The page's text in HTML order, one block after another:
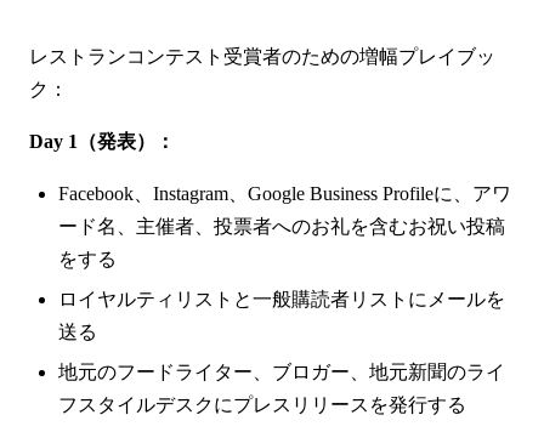
レストランコンテスト受賞者のための増幅プレイブッ
ク：
Day 1（発表）：
Facebook、Instagram、Google Business Profileに、アワ
ード名、主催者、投票者へのお礼を含むお祝い投稿
をする
ロイヤルティリストと一般購読者リストにメールを
送る
地元のフードライター、ブロガー、地元新聞のライ
フスタイルデスクにプレスリリースを発行する